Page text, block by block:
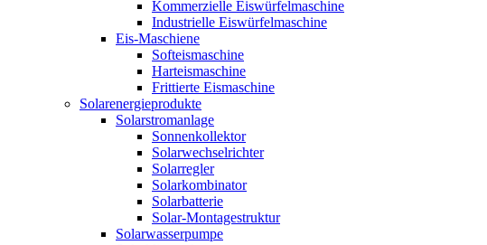
Kommerzielle Eiswürfelmaschine
Industrielle Eiswürfelmaschine
Eis-Maschiene
Softeismaschine
Harteismaschine
Frittierte Eismaschine
Solarenergieprodukte
Solarstromanlage
Sonnenkollektor
Solarwechselrichter
Solarregler
Solarkombinator
Solarbatterie
Solar-Montagestruktur
Solarwasserpumpe